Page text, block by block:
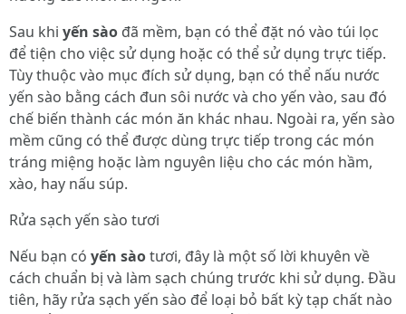
Sau khi yến sào đã mềm, bạn có thể đặt nó vào túi lọc
để tiện cho việc sử dụng hoặc có thể sử dụng trực tiếp.
Tùy thuộc vào mục đích sử dụng, bạn có thể nấu nước
yến sào bằng cách đun sôi nước và cho yến vào, sau đó
chế biến thành các món ăn khác nhau. Ngoài ra, yến sào
mềm cũng có thể được dùng trực tiếp trong các món
tráng miệng hoặc làm nguyên liệu cho các món hầm,
xào, hay nấu súp.
Rửa sạch yến sào tươi
Nếu bạn có yến sàotươi, đây là một số lời khuyên về
cách chuẩn bị và làm sạch chúng trước khi sử dụng. Đầu
tiên, hãy rửa sạch yến sào để loại bỏ bất kỳ tạp chất nào